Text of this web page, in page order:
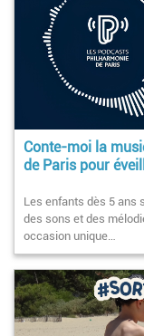
Conte-moi la
de Paris pour
Les enfants dès 5 ans
des sons et des
occasion unique…